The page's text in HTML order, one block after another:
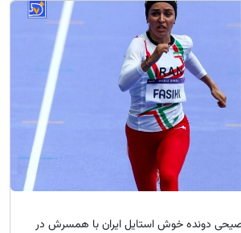
دونده خوش استایل ایران با همسرش در